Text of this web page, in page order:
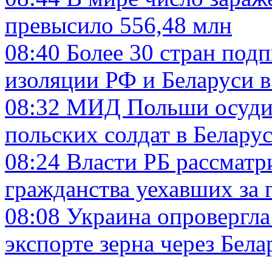
превысило 556,48 млн
08:40 Более 30 стран
изоляции РФ и Беларуси
08:32 МИД Польши
польских солдат в
08:24 Власти РБ
гражданства уехавших за
08:08 Украина
экспорте зерна через